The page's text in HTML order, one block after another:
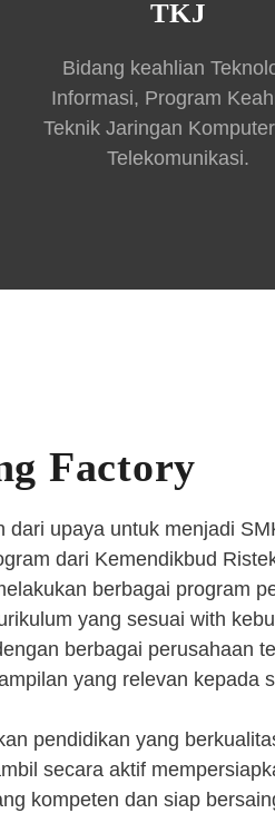
TKJ
Bidang keahlian
Informasi, Program
Teknik Jaringan
Telekomunikasi.
Factory
dari upaya untuk menjadi
dari Kemendikbud
berbagai program
yang sesuai with
berbagai perusahaan
yang relevan kepada
pendidikan yang
secara aktif
kompeten dan siap